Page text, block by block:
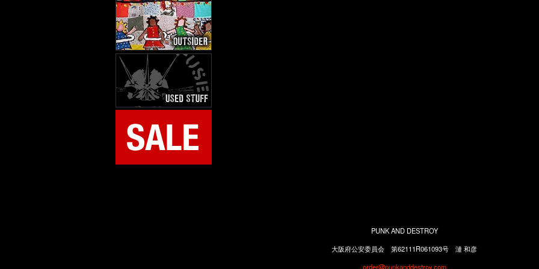
PUNK AND DESTROY
大阪府公安委員会 第62111R061093号 漣 和彦
order@punkanddestroy.com